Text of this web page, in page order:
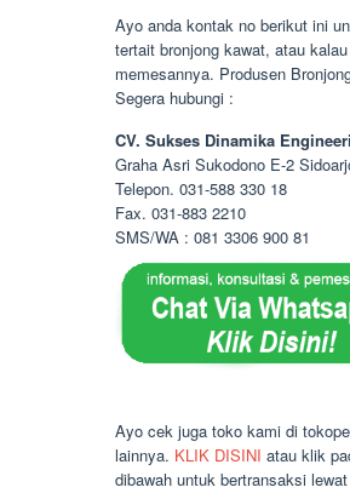
Ayo anda kontak no berikut ini
tertait bronjong kawat, atau
memesannya. Produsen
Segera hubungi :
CV. Sukses Dinamika
Graha Asri Sukodono E-2
Telepon. 031-588 330 18
Fax. 031-883 2210
SMS/WA : 081 3306 900 81
Ayo cek juga toko kami di
lainnya. KLIK DISINI atau klik
dibawah untuk bertransaksi